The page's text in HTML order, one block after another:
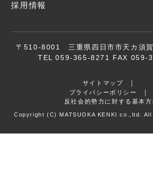
採用情報
〒510-8001 三重県四日市市天カ須
TEL 059-365-8271 FAX 059-
サイトマップ
プライバシーポリシー
反社会的勢力に対する基本方
Copyright (C) MATSUOKA KENKI co.,ltd.